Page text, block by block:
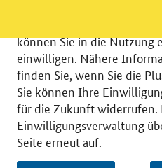
© 2026 Bundesministerium
RSS
Benutzerhinweise
Impressum
Barrierefreiheit
Einwilligungsverwaltung
können Sie in die Nutzung
einwilligen. Nähere
finden Sie, wenn Sie die
Sie können Ihre
für die Zukunft widerrufen.
Einwilligungsverwaltung
Seite erneut auf.